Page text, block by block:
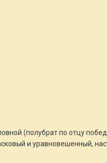
(полубрат по отцу
и уравновешенный,